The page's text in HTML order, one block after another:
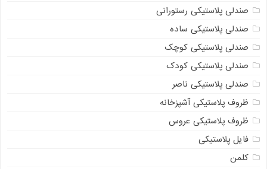
صندلی پلاستیکی رستورانی
صندلی پلاستیکی ساده
صندلی پلاستیکی کوچک
صندلی پلاستیکی کودک
صندلی پلاستیکی ناصر
ظروف پلاستیکی آشپزخانه
ظروف پلاستیکی عروس
فایل پلاستیکی
کلمن